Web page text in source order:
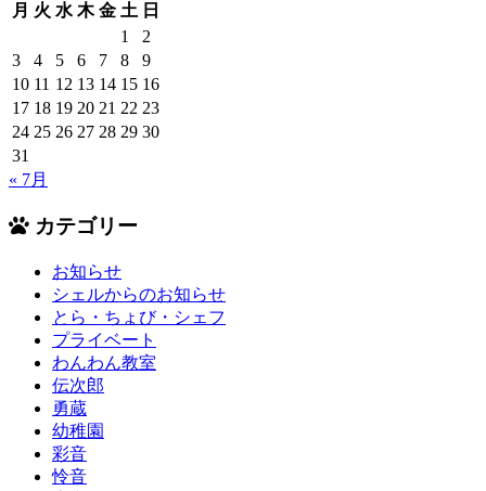
月 火 水 木 金 土 日
1
2
3
4 5 6 7 8
9
10 11 12 13 14 15 16
17 18 19 20 21 22 23
24 25 26 27 28 29 30
31
« 7月
カテゴリー
お知らせ
シェルからのお知らせ
とら・ちょび・シェフ
プライベート
わんわん教室
伝次郎
勇蔵
幼稚園
彩音
怜音